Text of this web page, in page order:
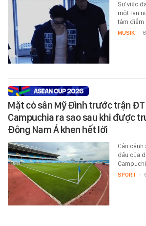
Sự việc
một fan
tâm điểm
MUSIK -
Mặt cỏ sân Mỹ Đình trước trận ĐT
Campuchia ra sao sau khi được
Đông Nam Á khen hết lời
Cận
đấu của
SPORT -